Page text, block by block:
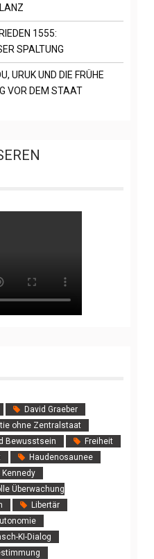
1555:
SPALTUNG
URUK UND DIE FRÜHE
VOR DEM STAAT
David Graeber
ohne Zentralstaat
Bewusstsein
Freiheit
Haudenosaunee
Kennedy
Überwachung
Libertär
KI-Dialog